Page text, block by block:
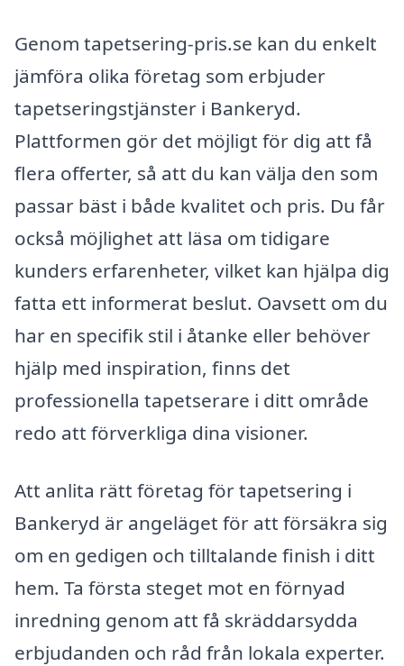
Genom tapetsering-pris.se kan du enkelt
jämföra olika företag som erbjuder
tapetseringstjänster i Bankeryd.
Plattformen gör det möjligt för dig att få
flera offerter, så att du kan välja den som
passar bäst i både kvalitet och pris. Du får
också möjlighet att läsa om tidigare
kunders erfarenheter, vilket kan hjälpa dig
fatta ett informerat beslut. Oavsett om du
har en specifik stil i åtanke eller behöver
hjälp med inspiration, finns det
professionella tapetserare i ditt område
redo att förverkliga dina visioner.
Att anlita rätt företag för tapetsering i
Bankeryd är angeläget för att försäkra sig
om en gedigen och tilltalande finish i ditt
hem. Ta första steget mot en förnyad
inredning genom att få skräddarsydda
erbjudanden och råd från lokala experter.